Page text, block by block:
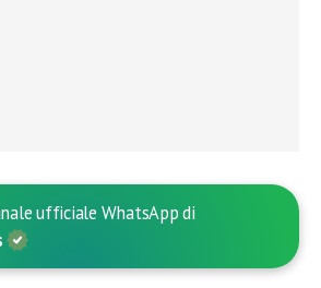
ufficiale WhatsApp di